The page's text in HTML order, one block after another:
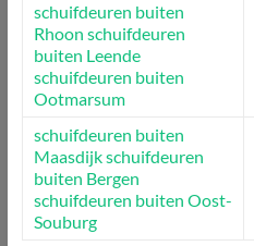
schuifdeuren buiten
Rhoon schuifdeuren
buiten Leende
schuifdeuren buiten
Ootmarsum
schuifdeuren buiten
Maasdijkschuifdeuren
buiten Bergen
schuifdeuren buiten Oost-
Souburg